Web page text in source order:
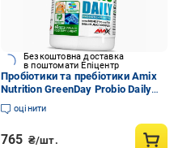
Безкоштовна доставка
в поштомати Епіцентр
Пробіотики та пребіотики Amix
Nutrition GreenDay Probio Daily
60вег капс. (69135002)
оцінити
765 ₴/шт.